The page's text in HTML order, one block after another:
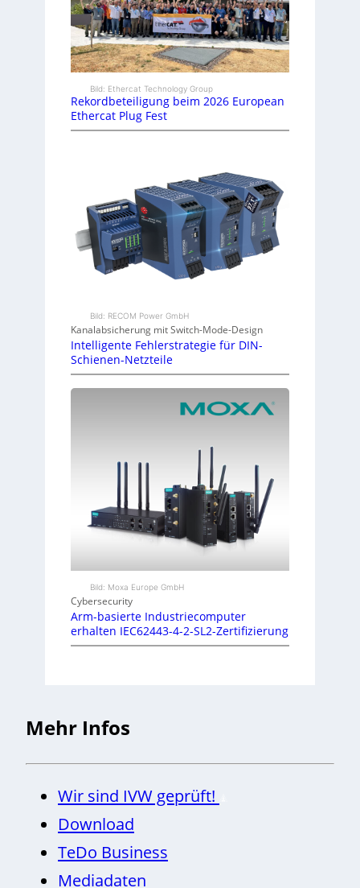
Bild: Ethercat Technology Group
Rekordbeteiligung beim 2026 European
Ethercat Plug Fest
Bild: RECOM Power GmbH
Kanalabsicherung mit Switch-Mode-Design
Intelligente Fehlerstrategie für DIN-
Schienen-Netzteile
Bild: Moxa Europe GmbH
Cybersecurity
Arm-basierte Industriecomputer
erhalten IEC62443-4-2-SL2-Zertifizierung
Mehr Infos
Wir sind IVW geprüft!
Download
TeDo Business
Mediadaten